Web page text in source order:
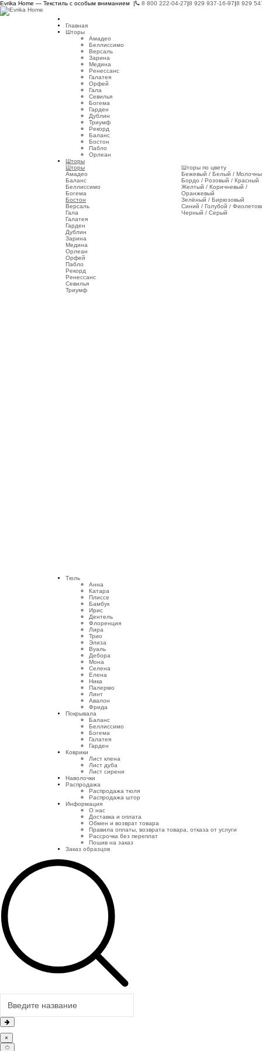
Evrika Home — Текстиль с особым вниманием | 8 800 222-04-27|8 929 937-16-97|8 929
Главная
Шторы
Амадео
Беллиссимо
Версаль
Зарина
Медина
Ренессанс
Галатея
Орфей
Гала
Севилья
Богема
Гарден
Дублин
Триумф
Рекорд
Баланс
Бостон
Пабло
Орлеан
Шторы
Шторы
Амадео
Баланс
Беллиссимо
Богема
Бостон
Версаль
Гала
Галатея
Гарден
Дублин
Зарина
Медина
Орлеан
Орфей
Пабло
Рекорд
Ренессанс
Севилья
Триумф
Шторы по цвету
Бежевый / Белый /
Бордо / Розовый / Красный
Желтый / Коричневый /
Оранжевый
Зелёный / Бирюзовый
Синий / Голубой /
Черный / Серый
Тюль
Анна
Катара
Плиссе
Бамбук
Ирис
Дентель
Флоренция
Лира
Трио
Элиза
Вуаль
Дебора
Мона
Селена
Елена
Ника
Палермо
Линт
Авалон
Фрида
Покрывала
Баланс
Беллиссимо
Богема
Галатея
Гарден
Коврики
Лист клена
Лист дуба
Лист сирени
Наволочки
Распродажа
Распродажа тюля
Распродажа штор
Информация
О нас
Доставка и оплата
Обмен и возврат товара
Правила оплаты, возврата товара, отказа от услуги
Рассрочка без переплат
Пошив на заказ
Заказ образцов
×